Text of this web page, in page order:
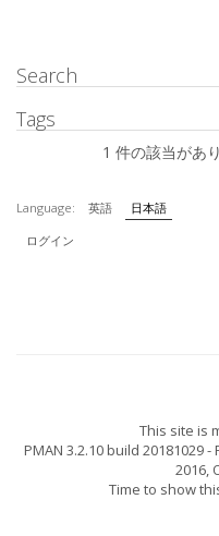
Search
Tags
1 件の該当があ
Language: 英語
日本語
ログイン
This site is
PMAN 3.2.10 build 20181029-
2016,
Time to show